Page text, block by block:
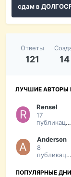
сдам в
Ответы
121 14
ЛУЧШИЕ АВТОРЫ
Rensel
17
публикаций
Anderson
8
публикаций
ПОПУЛЯРНЫЕ ДНИ